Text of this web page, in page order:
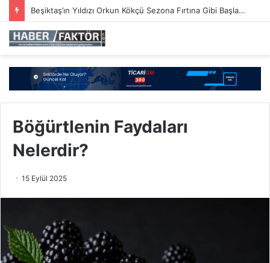
Beşiktaş’ın Yıldızı Orkun Kökçü Sezona Fırtına Gibi Başladı: Vaadini Gerçekleştirdi!
Böğürtlenin Faydaları
Nelerdir?
15 Eylül 2025